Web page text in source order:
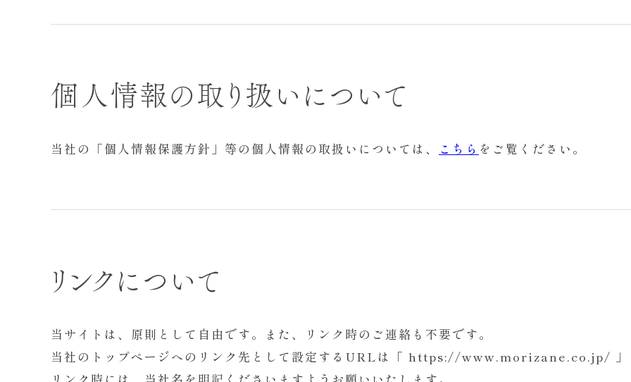
個人情報の取り扱いについて
当社の「個人情報保護方針」等の個人情報の取扱いについては、 こちら をご覧ください。
リンクについて
当サイトは、原則として自由です。また、リンク時のご連絡も不要です。
当社のトップページへのリンク先として設定するURLは「 https://www.morizane.co.jp/ 」